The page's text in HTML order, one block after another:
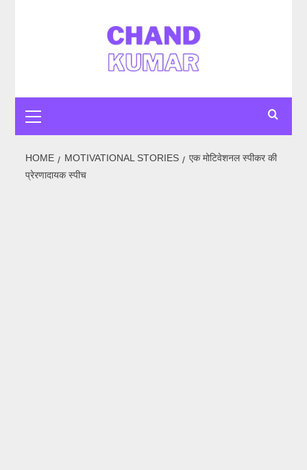
Menu
HOME MOTIVATIONAL STORIES
एक मोटिवेशनल स्पीकर की
प्रेरणादायक स्पीच